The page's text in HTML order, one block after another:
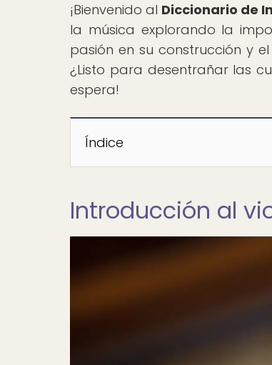
¡Bienvenido al Diccionario de
la música explorando la
pasión en su construcción y
¿Listo para desentrañar las
espera!
Índice
Introducción al